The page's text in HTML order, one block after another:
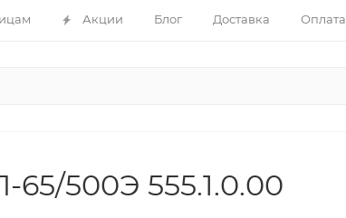
Акции Блог Доставка Оплата
500Э 555.1.0.00